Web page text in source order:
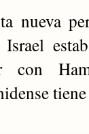
nueva
Israel
con